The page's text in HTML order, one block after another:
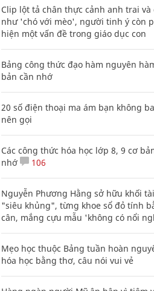
Clip lột tả chân thực cảnh anh trai và
như 'chó với mèo', người tinh ý còn
hiện một vấn đề trong giáo dục con
Bảng công thức đạo hàm nguyên
bản cần nhớ
20 số điện thoại ma ám bạn không
nên gọi
Các công thức hóa học lớp 8, 9 cơ
nhớ
106
Nguyễn Phương Hằng sở hữu khối
"siêu khủng", từng khoe sổ đỏ tính
cân, mắng cựu mẫu 'không có nổi
Mẹo học thuộc Bảng tuần hoàn
hóa học bằng thơ, câu nói vui vẻ